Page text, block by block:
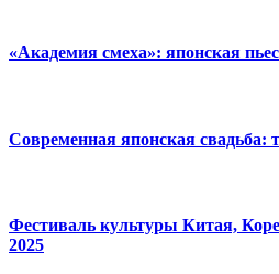
«Академия смеха»: японская
Современная японская свадьба:
Фестиваль культуры Китая,
2025